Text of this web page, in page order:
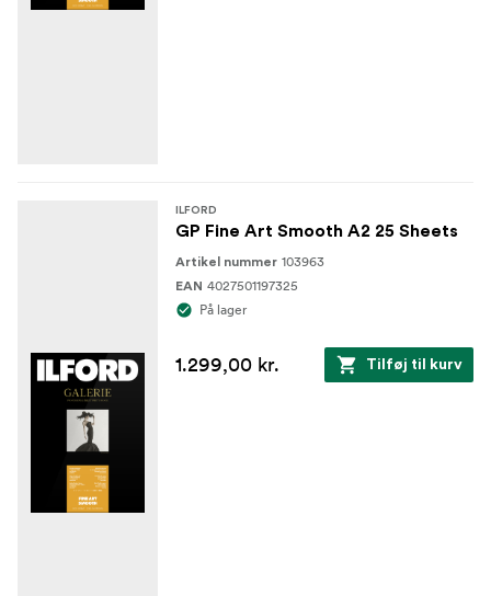
ILFORD
GP Fine Art Smooth A2 25 Sheets
Artikel nummer 103963
EAN 4027501197325
På lager
1.299,00 kr. Tilføj til kurv